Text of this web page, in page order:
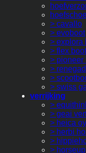
> cavallo
> evoboot
> explora
> flex
> pioneer
>
>
> swiss
verrijking
>
> geai
> heica oy
> herbi
>
>